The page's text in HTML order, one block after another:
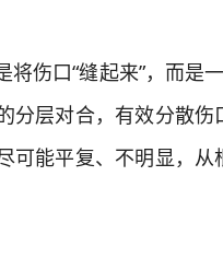
口“缝起来”，而是
分层对合，有效分散伤
可能平复、不明显，